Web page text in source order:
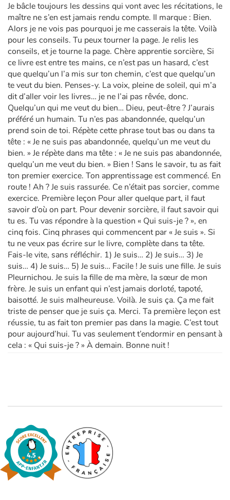
Je bâcle toujours les dessins qui vont avec les récitations, le
maître ne s’en est jamais rendu compte. Il marque : Bien.
Alors je ne vois pas pourquoi je me casserais la tête. Voilà
pour les conseils. Tu peux tourner la page. Je relis les
conseils, et je tourne la page. Chère apprentie sorcière, Si
ce livre est entre tes mains, ce n’est pas un hasard, c’est
que quelqu’un l’a mis sur ton chemin, c’est que quelqu’un
te veut du bien. Penses-y. La voix, pleine de soleil, qui m’a
dit d’aller voir les livres… je ne l’ai pas rêvée, donc.
Quelqu’un qui me veut du bien… Dieu, peut-être ? J’aurais
préféré un humain. Tu n’es pas abandonnée, quelqu’un
prend soin de toi. Répète cette phrase tout bas ou dans ta
tête : « Je ne suis pas abandonnée, quelqu’un me veut du
bien. » Je répète dans ma tête : « Je ne suis pas abandonnée,
quelqu’un me veut du bien. » Bien ! Sans le savoir, tu as fait
ton premier exercice. Ton apprentissage est commencé. En
route ! Ah ? Je suis rassurée. Ce n’était pas sorcier, comme
exercice. Première leçon Pour aller quelque part, il faut
savoir d’où on part. Pour devenir sorcière, il faut savoir qui
tu es. Tu vas répondre à la question « Qui suis-je ? », en
cinq fois. Cinq phrases qui commencent par « Je suis ». Si
tu ne veux pas écrire sur le livre, complète dans ta tête.
Fais-le vite, sans réfléchir. 1) Je suis… 2) Je suis… 3) Je
suis… 4) Je suis… 5) Je suis… Facile ! Je suis une fille. Je suis
Pleurnichou. Je suis la fille de ma mère, la sœur de mon
frère. Je suis un enfant qui n’est jamais dorloté, tapoté,
baisotté. Je suis malheureuse. Voilà. Je suis ça. Ça me fait
triste de penser que je suis ça. Merci. Ta première leçon est
réussie, tu as fait ton premier pas dans la magie. C’est tout
pour aujourd’hui. Tu vas seulement t’endormir en pensant à
cela : « Qui suis-je ? » À demain. Bonne nuit !